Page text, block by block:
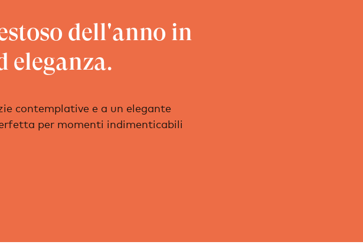
dell'anno in
eleganza.
contemplative e a un elegante
per momenti indimenticabili